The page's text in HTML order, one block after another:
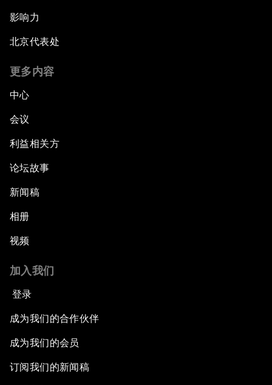
影响力
北京代表处
更多内容
中心
会议
利益相关方
论坛故事
新闻稿
相册
视频
加入我们
登录
成为我们的合作伙伴
成为我们的会员
订阅我们的新闻稿